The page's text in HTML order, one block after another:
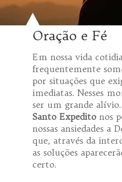
Oração e Fé
Em nossa vida
frequentemente
por situações que
imediatas. Nesses
ser um grande
Santo Expeditonos
nossas ansiedades a
que, através da
as soluções
certo.